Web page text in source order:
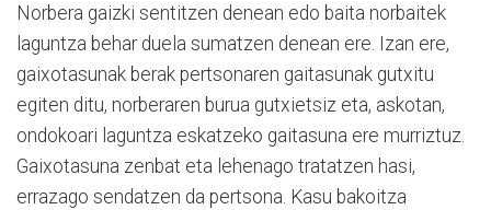
Norbera gaizki sentitzen denean edo baita norbaitek
laguntza behar duela sumatzen denean ere. Izan ere,
gaixotasunak berak pertsonaren gaitasunak gutxitu
egiten ditu, norberaren burua gutxietsiz eta, askotan,
ondokoari laguntza eskatzeko gaitasuna ere murriztuz.
Gaixotasuna zenbat eta lehenago tratatzen hasi,
errazago sendatzen da pertsona. Kasu bakoitza